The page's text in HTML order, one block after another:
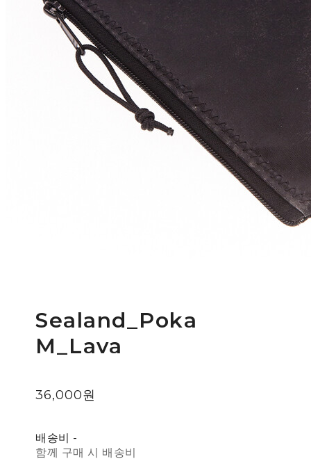
Sealand_Poka
M_Lava
36,000원
배송비 -
함께 구매 시 배송비